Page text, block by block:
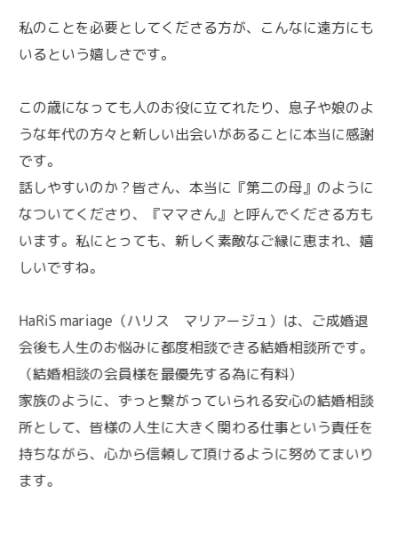
私のことを必要としてくださる方が、こんなに遠方にも
いるという嬉しさです。
この歳になっても人のお役に立てれたり、息子や娘のよ
うな年代の方々と新しい出会いがあることに本当に感謝
です。
話しやすいのか？皆さん、本当に『第二の母』のように
なついてくださり、『ママさん』と呼んでくださる方も
います。私にとっても、新しく素敵なご縁に恵まれ、嬉
しいですね。
HaRiS mariage（ハリス マリアージュ）は、ご成婚退
会後も人生のお悩みに都度相談できる結婚相談所です。
（結婚相談の会員様を最優先する為に有料）
家族のように、ずっと繋がっていられる安心の結婚相談
所として、皆様の人生に大きく関わる仕事という責任を
持ちながら、心から信頼して頂けるように努めてまいり
ます。